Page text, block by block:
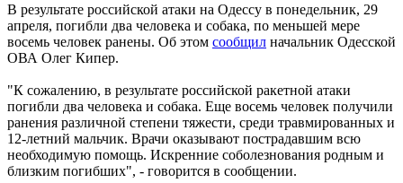
В результате российской атаки на Одессу в понедельник, 29
апреля, погибли два человека и собака, по меньшей мере
восемь человек ранены. Об этом сообщил начальник Одесской
ОВА Олег Кипер.
"К сожалению, в результате российской ракетной атаки
погибли два человека и собака. Еще восемь человек получили
ранения различной степени тяжести, среди травмированных и
12-летний мальчик. Врачи оказывают пострадавшим всю
необходимую помощь. Искренние соболезнования родным и
близким погибших", - говорится в сообщении.